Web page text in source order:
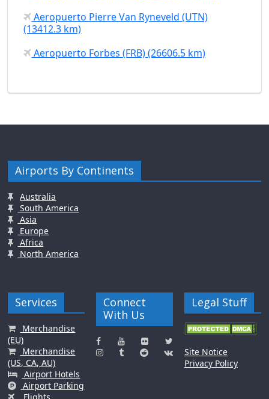
Aeropuerto Pierre Van Ryneveld (UTN)
(13412.3 km)
Aeropuerto Forbes (FRB) (26606.5 km)
Airports By Continents
Australia
South America
Asia
Europe
Africa
North America
Services
Merchandise
(EU)
Merchandise
(US, CA, AU)
Airport Hotels
Airport Parking
Connect
With Us
Legal Stuff
Site Notice
Privacy Policy